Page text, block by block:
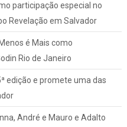
participação especial no
Revelação em Salvador
é Mais como
Rio de Janeiro
edição e promete uma das
André e Mauro e Adalto